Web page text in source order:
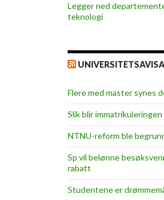
Legger ned
teknologi
UNIVERSITETSAVISA
Flere med master synes
Slik blir
NTNU-reform ble
Sp vil belønne
rabatt
Studentene er